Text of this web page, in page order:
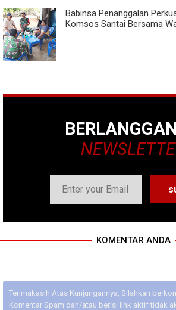
Babinsa Penanggalan
Komsos Santai Bersama
KOMENTAR ANDA
Terimakasih Atas Kunjungannya, Silahkan
Komentar Spam dan/atau berisi link aktif tidak